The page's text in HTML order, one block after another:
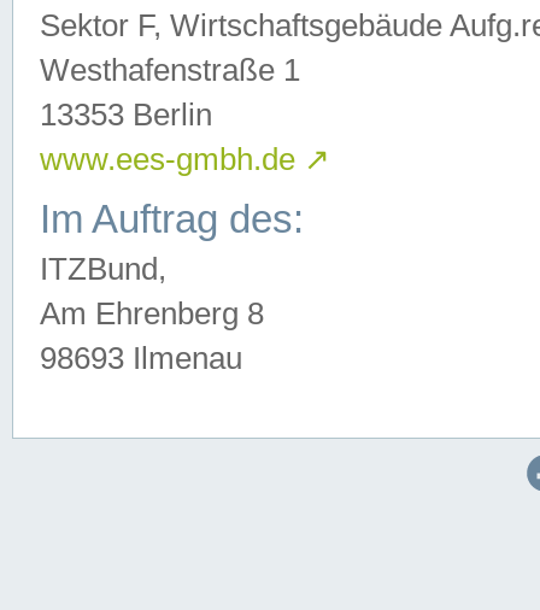
Sektor F, Wirtschaftsgebäude
Westhafenstraße 1
13353 Berlin
www.ees-gmbh.de ↗
Im Auftrag des:
ITZBund,
Am Ehrenberg 8
98693 Ilmenau